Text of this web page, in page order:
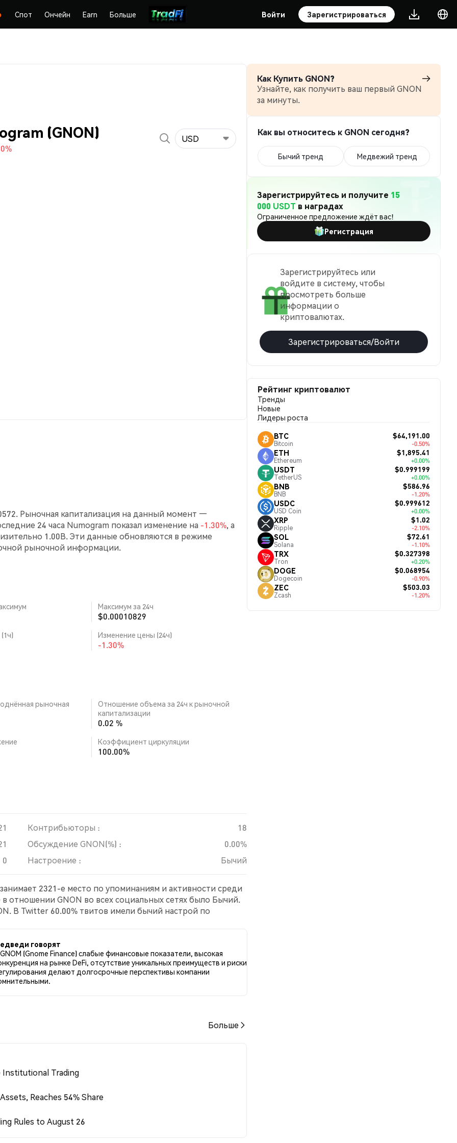
Спот Ончейн Earn Больше Войти Зарегистрироваться
(GNON) USD
Рыночная капитализация на данный момент —
24 часа Numogram показал изменение на -1.30%, а
1.00B. Эти данные обновляются в режиме
рыночной информации.
Максимум за 24ч
$0.00010829
Изменение цены (24ч)
-1.30%
рыночная
Отношение объема за 24ч к рыночной
капитализации
0.02 %
Коэффициент циркуляции
100.00%
Контрибьюторы :
18
Обсуждение GNON(%) :
0.00%
0 Настроение : Бычий
2321-е место по упоминаниям и активности среди
отношении GNON во всех социальных сетях было Бычий.
В Twitter 60.00% твитов имели бычий настрой по
говорят
(Gnome Finance) слабые финансовые показатели, высокая
на рынке DeFi, отсутствие уникальных преимуществ и риски
делают долгосрочные перспективы компании
Больше
Institutional Trading
Reaches 54% Share
Rules to August 26
Как Купить GNON?
Узнайте, как получить ваш первый GNON
за минуты.
Как вы относитесь к GNON сегодня?
Бычий тренд Медвежий тренд
Зарегистрируйтесь и получите 15
000 USDT в наградах
Ограниченное предложение ждёт вас!
Регистрация
Зарегистрируйтесь или
войдите в систему, чтобы
просмотреть больше
информации о
криптовалютах.
Зарегистрироваться/Войти
Рейтинг криптовалют
Тренды
Новые
Лидеры роста
BTC
Bitcoin
$64,191.00
-0.50%
ETH
Ethereum
$1,895.41
+0.00%
USDT
TetherUS
$0.999199
+0.00%
BNB
BNB
$586.96
-1.20%
USDC
USD Coin
$0.999612
+0.00%
XRP
Ripple
$1.02
-2.10%
SOL
Solana
$72.61
-1.10%
TRX
Tron
$0.327398
+0.20%
DOGE
Dogecoin
$0.068954
-0.90%
ZEC
Zcash
$503.03
-1.20%